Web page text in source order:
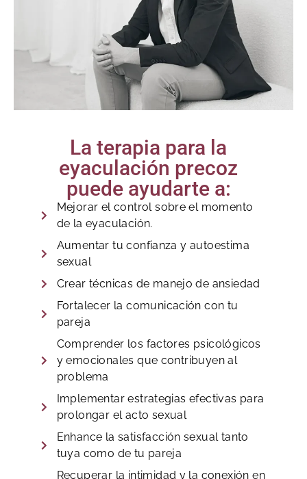
La terapia para la
eyaculación precoz
puede ayudarte a:
Mejorar el control sobre el momento
de la eyaculación.
Aumentar tu confianza y autoestima
sexual
Crear técnicas de manejo de ansiedad
Fortalecer la comunicación con tu
pareja
Comprender los factores psicológicos
y emocionales que contribuyen al
problema
Implementar estrategias efectivas para
prolongar el acto sexual
Enhance la satisfacción sexual tanto
tuya como de tu pareja
Recuperar la intimidad y la conexión en